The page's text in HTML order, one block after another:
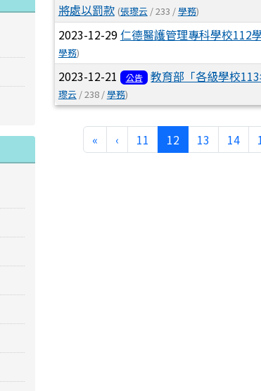
將處以罰款 (張瓈云 / 233 /學務)
2023-12-29仁德醫護管理專科學校112
學務)
2023-12-21 公告 教育部「各級學校
瓈云 / 238 /學務)
« 第一頁
‹ 上一頁
11 12(目前頁次)
13 14